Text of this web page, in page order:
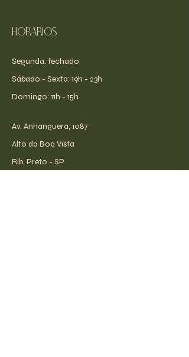
Horários
Segunda: fechado
​​Sábado - Sexta: 19h - 23h
​Domingo: 11h - 15h
Av. Anhanguera, 1087
Alto da Boa Vista
Rib. Preto - SP